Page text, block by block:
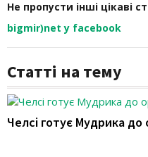
Не пропусти інші цікаві
bigmir)net у facebook
Статті на тему
Челсі готує Мудрика до